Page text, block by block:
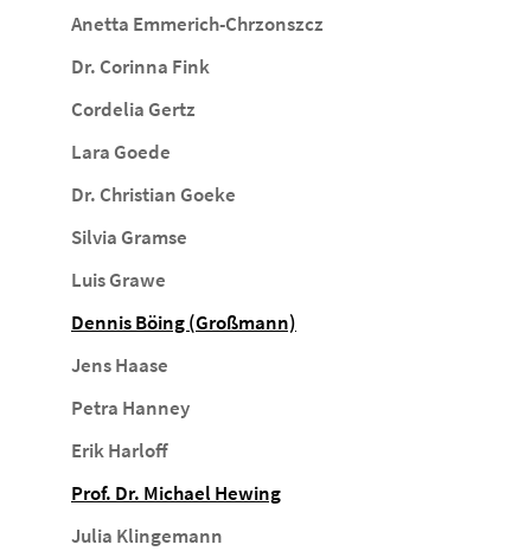
Anetta Emmerich-Chrzonszcz
Dr. Corinna Fink
Cordelia Gertz
Lara Goede
Dr. Christian Goeke
Silvia Gramse
Luis Grawe
Dennis Böing (Großmann)
Jens Haase
Petra Hanney
Erik Harloff
Prof. Dr. Michael Hewing
Julia Klingemann